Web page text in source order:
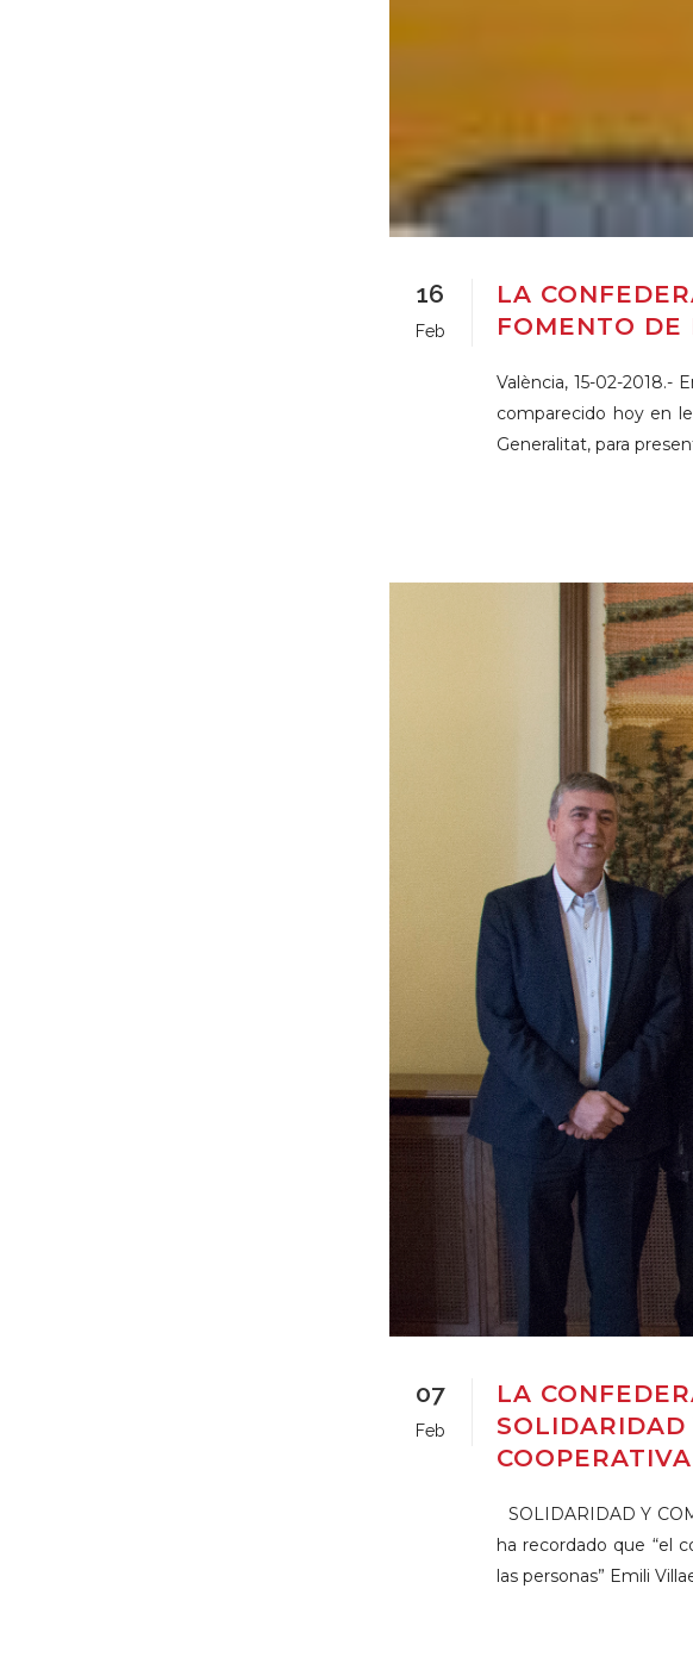
16
Feb
LA
FOMENTO DE
València, 15-02-2018.-
comparecido hoy en
Generalitat, para
07
Feb
LA
SOLIDARIDAD
COOPERATIVA
SOLIDARIDAD Y
ha recordado que “el
las personas” Emili